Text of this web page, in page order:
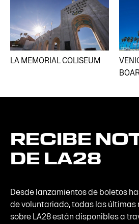
LA MEMORIAL COLISEUM
RECIBE
DE LA28
Desde lanzamientos de boletos
de voluntariado, todas las últimas
sobre LA28 están disponibles a